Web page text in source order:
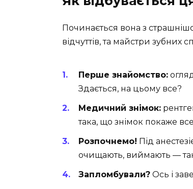
Починається вона з
відчуттів, та майстри зубних
Перше знайомство:
Здається, на цьому все?
Медичний знімок:
така, що знімок покаже
Розпочнемо! Під
очищають, виймають —
Запломбували? Ось і